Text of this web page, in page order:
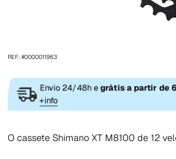
REF: #0000011963
Envio 24/48h egrátis a partir de
+info
O cassete Shimano XT M8100 de 12